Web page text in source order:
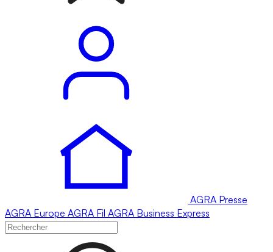
AGRA Presse
AGRA Europe AGRA Fil AGRA Business Express